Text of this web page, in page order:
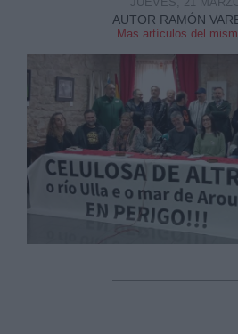
AUTOR RAMÓN
Mas artículos del
Información adicional
link